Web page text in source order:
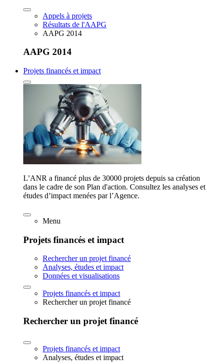
Appels à projets
Résultats de l'AAPG
AAPG 2014
AAPG 2014
Projets financés et impact
L’ANR a financé plus de 30000 projets depuis sa création
dans le cadre de son Plan d'action. Consultez les analyses et
études d’impact menées par l’Agence.
Menu
Projets financés et impact
Rechercher un projet financé
Analyses, études et impact
Données et visualisations
Projets financés et impact
Rechercher un projet financé
Rechercher un projet financé
Projets financés et impact
Analyses, études et impact